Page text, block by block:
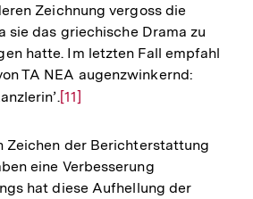
Fußnote
Zeichnung vergoss die
sie das griechische Drama zu
hatte. Im letzten Fall empfahl
TA NEA augenzwinkernd:
Zur
der
Fußnote
[11]
Zeichen der Berichterstattung
eine Verbesserung
hat diese Aufhellung der